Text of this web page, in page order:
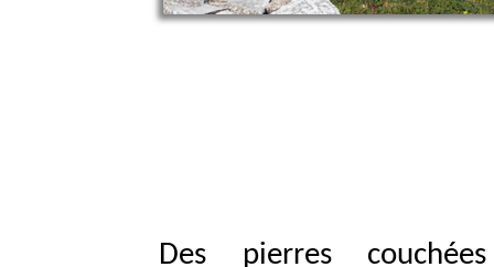
Des pierres